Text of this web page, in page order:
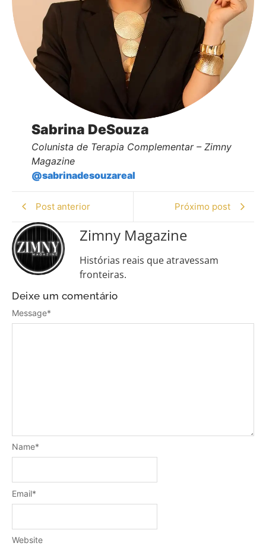
Sabrina DeSouza
Colunista de Terapia Complementar – Zimny
Magazine
@sabrinadesouzareal
Post anterior Próximo post
Zimny Magazine
Histórias reais que atravessam
fronteiras.
Deixe um comentário
Message*
Name*
Email*
Website